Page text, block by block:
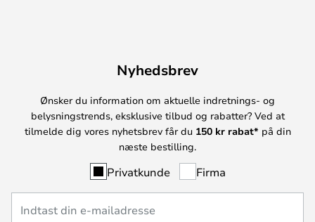
Nyhedsbrev
Ønsker du information om aktuelle indretnings- og
belysningstrends, eksklusive tilbud og rabatter? Ved at
tilmelde dig vores nyhetsbrev får du 150 kr rabat* på din
næste bestilling.
Privatkunde Firma